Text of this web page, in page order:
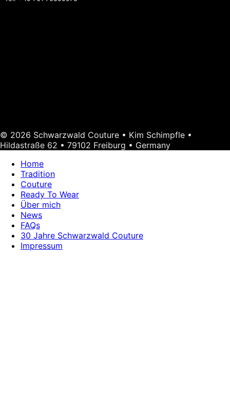
© 2026 Schwarzwald Couture • Kim Schimpfle •
Hildastraße 62 • 79102 Freiburg • Germany
Home
Tradition
Couture
Ready To Wear
Über mich
News
FAQs
30 Jahre Schwarzwald Couture
Impressum